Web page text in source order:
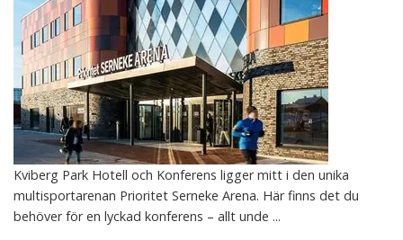
Kviberg Park Hotell och Konferens ligger mitt i den unika
multisportarenan Prioritet Serneke Arena. Här finns det du
behöver för en lyckad konferens – allt unde ...